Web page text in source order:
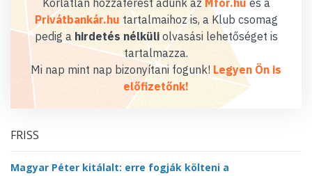
Privátbankár.hu tartalmaihoz is, a Klub csomag
pedig a hirdetés nélküliolvasási lehetőséget is
tartalmazza.
Mi nap mint nap bizonyítani fogunk! Legyen Ön is
előfizetőnk!
FRISS
Magyar Péter kitálalt: erre fogják költeni a